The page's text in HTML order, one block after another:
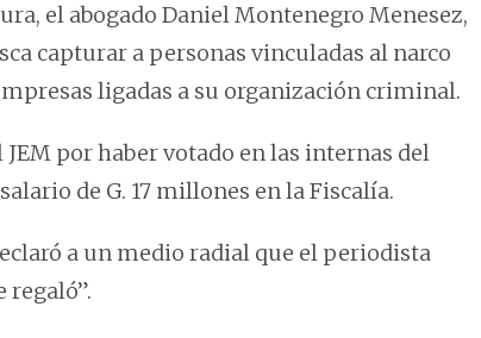
el abogado Daniel Montenegro Menesez,
capturar a personas vinculadas al narco
ligadas a su organización criminal.
por haber votado en las internas del
de G. 17 millones en la Fiscalía.
a un medio radial que el periodista
regaló”.